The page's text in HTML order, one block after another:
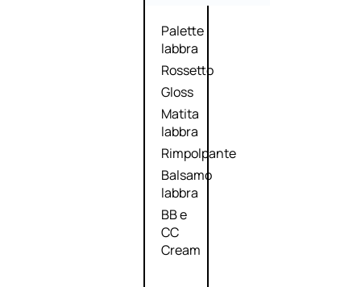
Palette
labbra
Rossetto
Gloss
Matita
labbra
Rimpolpante
Balsamo
labbra
BB e
CC
Cream